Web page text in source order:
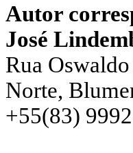
Autor
José
Rua
Norte,
+55(83)